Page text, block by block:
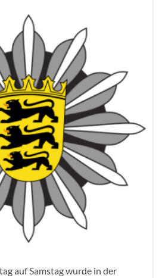
auf Samstag wurde in der